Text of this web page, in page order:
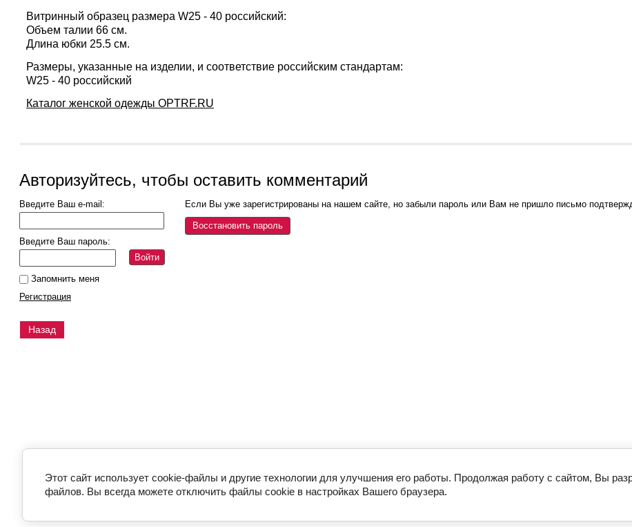
Витринный образец размера W25 - 40 российский:
Объем талии 66 см.
Длина юбки 25.5 см.
Размеры, указанные на изделии, и соответствие российским стандартам:
W25 - 40 российский
Каталог женской одежды OPTRF.RU
Авторизуйтесь, чтобы оставить комментарий
Введите Ваш e-mail:
Введите Ваш пароль:
Войти
Запомнить меня
Регистрация
Если Вы уже зарегистрированы на нашем сайте, но забыли пароль или Вам не пришло письмо
Восстановить пароль
Назад
Этот сайт использует cookie-файлы и другие технологии для улучшения его работы. Продолжая работу с сайтом, Вы
файлов. Вы всегда можете отключить файлы cookie в настройках Вашего браузера.